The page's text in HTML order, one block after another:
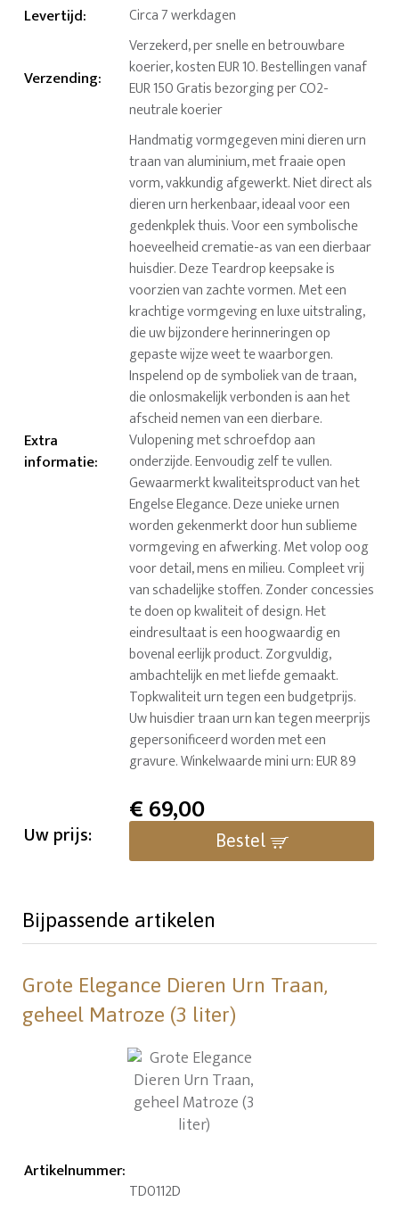
Levertijd: Circa 7 werkdagen
Verzending:
Verzekerd, per snelle en betrouwbare
koerier, kosten EUR 10. Bestellingen vanaf
EUR 150 Gratis bezorging per CO2-
neutrale koerier
Extra
informatie:
Handmatig vormgegeven mini dieren urn
traan van aluminium, met fraaie open
vorm, vakkundig afgewerkt. Niet direct als
dieren urn herkenbaar, ideaal voor een
gedenkplek thuis. Voor een symbolische
hoeveelheid crematie-as van een dierbaar
huisdier. Deze Teardrop keepsake is
voorzien van zachte vormen. Met een
krachtige vormgeving en luxe uitstraling,
die uw bijzondere herinneringen op
gepaste wijze weet te waarborgen.
Inspelend op de symboliek van de traan,
die onlosmakelijk verbonden is aan het
afscheid nemen van een dierbare.
Vulopening met schroefdop aan
onderzijde. Eenvoudig zelf te vullen.
Gewaarmerkt kwaliteitsproduct van het
Engelse Elegance. Deze unieke urnen
worden gekenmerkt door hun sublieme
vormgeving en afwerking. Met volop oog
voor detail, mens en milieu. Compleet vrij
van schadelijke stoffen. Zonder concessies
te doen op kwaliteit of design. Het
eindresultaat is een hoogwaardig en
bovenal eerlijk product. Zorgvuldig,
ambachtelijk en met liefde gemaakt.
Topkwaliteit urn tegen een budgetprijs.
Uw huisdier traan urn kan tegen meerprijs
gepersonificeerd worden met een
gravure. Winkelwaarde mini urn: EUR 89
Uw prijs:
€69,00
Bestel
Bijpassende artikelen
Grote Elegance Dieren Urn Traan,
geheel Matroze (3 liter)
Artikelnummer:
TD0112D